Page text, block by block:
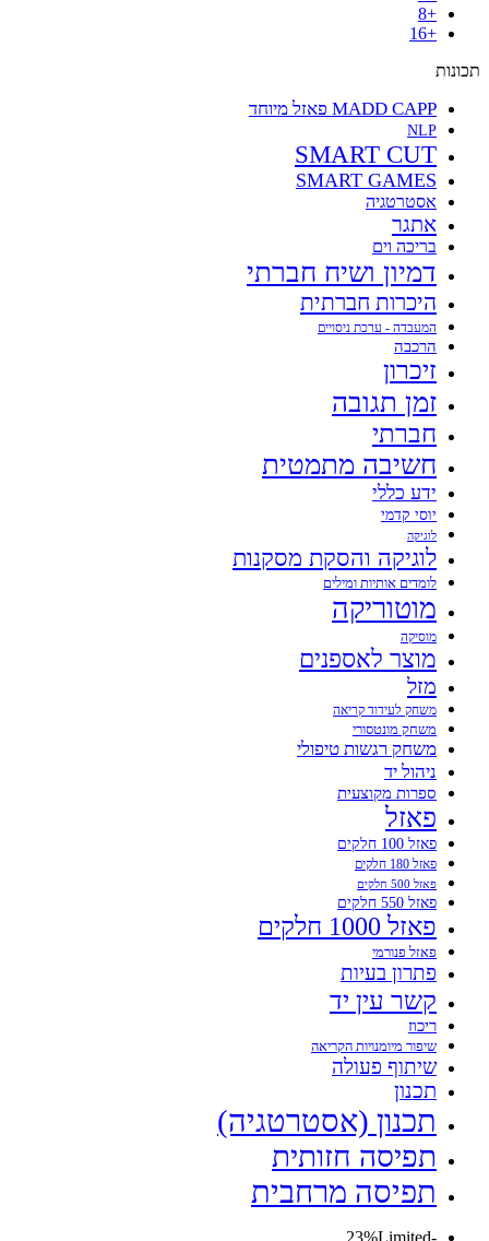
+8
+16
תכונות
MADD CAPP פאזל מיוחד
NLP
SMART CUT
SMART GAMES
אסטרטגיה
אתגר
בריכה וים
דמיון ושיח חברתי
היכרות חברתית
המעבדה - ערכת ניסויים
הרכבה
זיכרון
זמן תגובה
חברתי
חשיבה מתמטית
ידע כללי
יוסי קדמי
לוגיקה
לוגיקה והסקת מסקנות
לומדים אותיות ומילים
מוטוריקה
מוסיקה
מוצר לאספנים
מזל
משחק לעידוד קריאה
משחק מונטסורי
משחק רגשות טיפולי
ניהול יד
ספרות מקוצעית
פאזל
פאזל 100 חלקים
פאזל 180 חלקים
פאזל 500 חלקים
פאזל 550 חלקים
פאזל 1000 חלקים
פאזל פנורמי
פתרון בעיות
קשר עין יד
ריכוז
שיפור מיומנויות הקריאה
שיתוף פעולה
תכנון
תכנון (אסטרטגיה)
תפיסה חזותית
תפיסה מרחבית